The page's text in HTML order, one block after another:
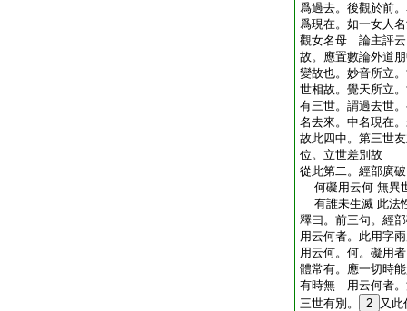
爲過去。後觀於前
爲現在。如一女人
觀女名母 論主評云
故。應置數論外道
變故也。妙音所立
世相故。覺天所立
有三世。謂過去世
名去來。中名現在
故此四中。第三世
位。立世差別故
從此第二。經部廣
何礙用云何 無異
有誰未生滅 此法
釋曰。前三句。經
用云何者。此用字
用云何。何。礙用
體常有。應一切時
有時無 用云何者。
三世有別。
2 又此